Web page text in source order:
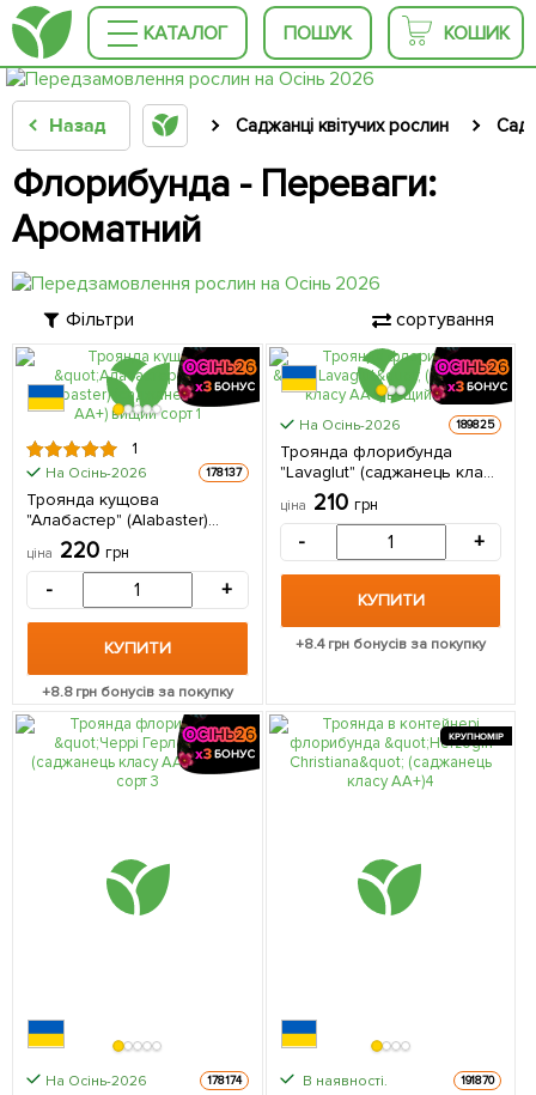
КАТАЛОГ ПОШУК КОШИК
Назад Саджанці квітучих рослин
Флорибунда - Переваги:
Ароматний
Фільтри сортування
1
На Осінь-2026 178137
Троянда кущова
"Алабастер" (Alabaster)
(саджанець класу АА+)
вищий сорт 1 саджанець в
ціна 220 грн
- +
КУПИТИ
+8.8грн бонусів за покупку
На Осінь-2026 189825
Троянда флорибунда
"Lavaglut" (саджанець класу
АА+) вищий сорт 1
саджанець в упаковці
ціна 210 грн
- +
КУПИТИ
+8.4грн бонусів за покупку
На Осінь-2026 178174
КРУПНОМІР
В наявності. 191870